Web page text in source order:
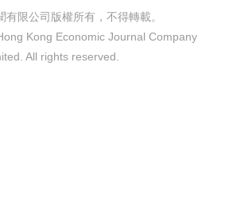
有限公司版權所有，不得轉載。
Kong Economic Journal Company
All rights reserved.